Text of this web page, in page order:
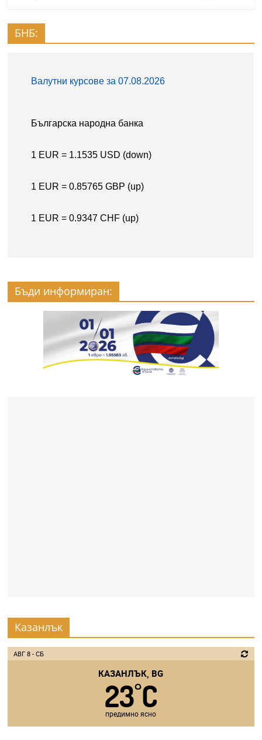
БНБ:
Бъди информиран:
Казанлък
АВГ 8 - СБ
КАЗАНЛЪК, BG
23°C
предимно ясно